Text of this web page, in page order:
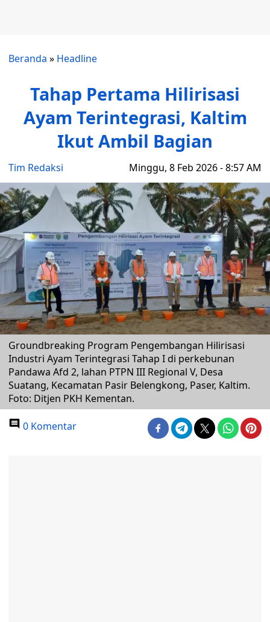
Beranda » Headline
Tahap Pertama Hilirisasi
Ayam Terintegrasi, Kaltim
Ikut Ambil Bagian
Tim Redaksi Minggu, 8 Feb 2026 - 8:57 AM
Groundbreaking Program Pengembangan Hilirisasi
Industri Ayam Terintegrasi Tahap I di perkebunan
Pandawa Afd 2, lahan PTPN III Regional V, Desa
Suatang, Kecamatan Pasir Belengkong, Paser, Kaltim.
Foto: Ditjen PKH Kementan.
0 Komentar